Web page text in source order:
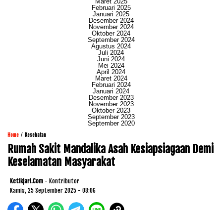
Februari 2025
Januari 2025
Desember 2024
November 2024
Oktober 2024
September 2024
Agustus 2024
Juli 2024
Juni 2024
Mei 2024
April 2024
Maret 2024
Februari 2024
Januari 2024
Desember 2023
November 2023
Oktober 2023
September 2023
September 2020
Home / Kesehatan
Rumah Sakit Mandalika Asah Kesiapsiagaan Demi
Keselamatan Masyarakat
Ketikjari.com - Kontributor
Kamis, 25 September 2025 - 08:06